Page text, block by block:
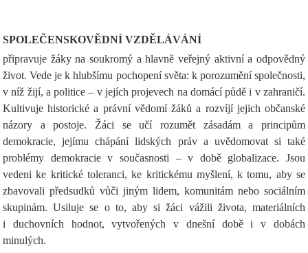
SPOLEČENSKOVĚDNÍ VZDĚLÁVÁNÍ
připravuje žáky na soukromý a hlavně veřejný aktivní a odpovědný
život. Vede je k hlubšímu pochopení světa: k porozumění společnosti,
v níž žijí, a politice – v jejích projevech na domácí půdě i v zahraničí.
Kultivuje historické a právní vědomí žáků a rozvíjí jejich občanské
názory a postoje. Žáci se učí rozumět zásadám a principům
demokracie, jejímu chápání lidských práv a uvědomovat si také
problémy demokracie v současnosti – v době globalizace. Jsou
vedeni ke kritické toleranci, ke kritickému myšlení, k tomu, aby se
zbavovali předsudků vůči jiným lidem, komunitám nebo sociálním
skupinám. Usiluje se o to, aby si žáci vážili života, materiálních
i duchovních hodnot, vytvořených v dnešní době i v dobách
minulých.